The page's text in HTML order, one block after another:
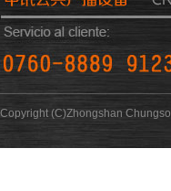
Copyright (C)Zhongshan